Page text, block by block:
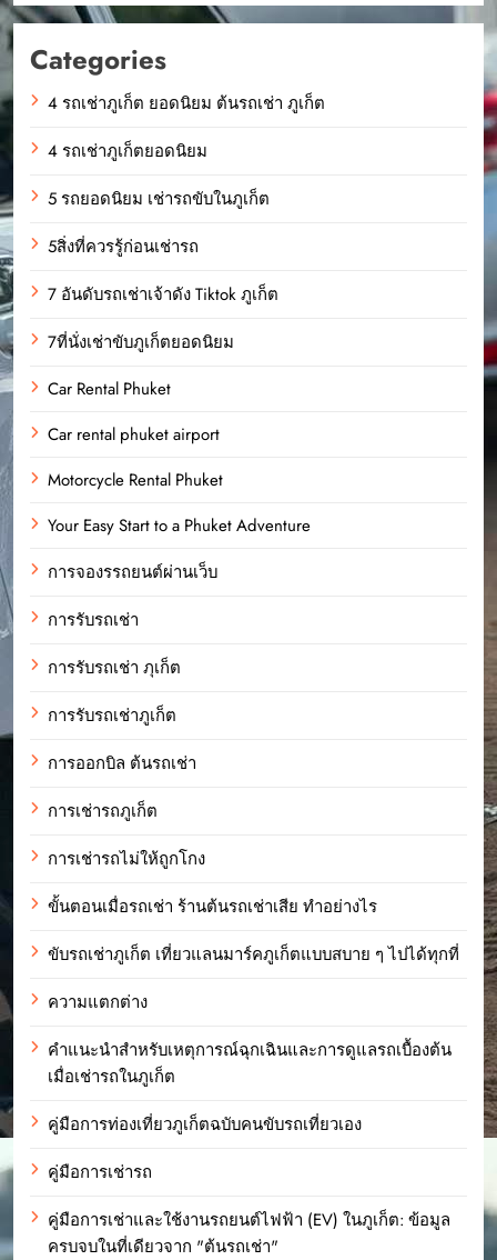
Categories
4 รถเช่าภูเก็ต ยอดนิยม ต้นรถเช่า ภูเก็ต
4 รถเช่าภูเก็ตยอดนิยม
5 รถยอดนิยม เช่ารถขับในภูเก็ต
5สิ่งที่ควรรู้ก่อนเช่ารถ
7 อันดับรถเช่าเจ้าดัง Tiktok ภูเก็ต
7ที่นั่งเช่าขับภูเก็ตยอดนิยม
Car Rental Phuket
Car rental phuket airport
Motorcycle Rental Phuket
Your Easy Start to a Phuket Adventure
การจองรรถยนต์ผ่านเว็บ
การรับรถเช่า
การรับรถเช่า ภุเก็ต
การรับรถเช่าภูเก็ต
การออกบิล ต้นรถเช่า
การเช่ารถภูเก็ต
การเช่ารถไม่ให้ถูกโกง
ขั้นตอนเมื่อรถเช่า ร้านต้นรถเช่าเสีย ทำอย่างไร
ขับรถเช่าภูเก็ต เที่ยวแลนมาร์คภูเก็ตแบบสบาย ๆ ไปได้ทุกที่
ความแตกต่าง
คำแนะนำสำหรับเหตุการณ์ฉุกเฉินและการดูแลรถเบื้องต้น
เมื่อเช่ารถในภูเก็ต
คู่มือการท่องเที่ยวภูเก็ตฉบับคนขับรถเที่ยวเอง
คู่มือการเช่ารถ
คู่มือการเช่าและใช้งานรถยนต์ไฟฟ้า (EV) ในภูเก็ต: ข้อมูล
ครบจบในที่เดียวจาก "ต้นรถเช่า"